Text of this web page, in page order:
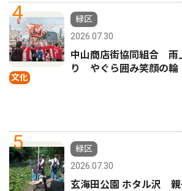
4
文化
緑区
2026.07.30
中山商店街協同組合 雨
り やぐら囲み笑顔の輪
5
緑区
2026.07.30
玄海田公園 ホタル沢 親